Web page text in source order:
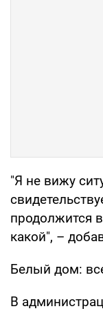
"Я не вижу
продолжится
какой", –
Белый дом:
В